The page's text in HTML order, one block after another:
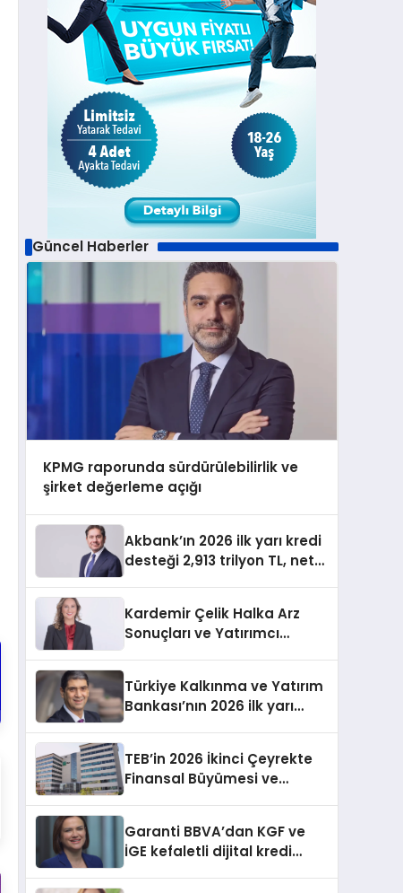
Güncel Haberler
KPMG raporunda sürdürülebilirlik ve
şirket değerleme açığı
Akbank’ın 2026 ilk yarı kredi
desteği 2,913 trilyon TL, net
Kardemir Çelik Halka Arz
Sonuçları ve Yatırımcı
Türkiye Kalkınma ve Yatırım
Bankası’nın 2026 ilk yarı
TEB’in 2026 İkinci Çeyrekte
Finansal Büyümesi ve
Garanti BBVA’dan KGF ve
İGE kefaletli dijital kredi